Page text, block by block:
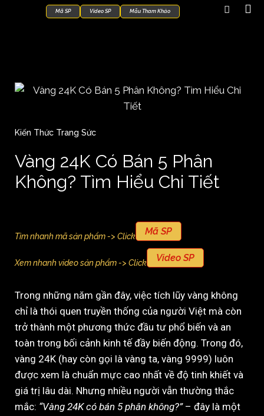
Mã SP Video SP Mẫu Tham Khảo
Kiến Thức Trang Sức
Vàng 24K Có Bán 5 Phân
Không? Tìm Hiểu Chi Tiết
Tìm nhanh mã sản phẩm -> Click Mã SP
Xem nhanh video sản phẩm -> Click Video SP
Trong những năm gần đây, việc tích lũy vàng không
chỉ là thói quen truyền thống của người Việt mà còn
trở thành một phương thức đầu tư phổ biến và an
toàn trong bối cảnh kinh tế đầy biến động. Trong đó,
vàng 24K (hay còn gọi là vàng ta, vàng 9999) luôn
được xem là chuẩn mực cao nhất về độ tinh khiết và
giá trị lâu dài. Nhưng nhiều người vẫn thường thắc
mắc: “Vàng 24K có bán 5 phân không?”– đây là một